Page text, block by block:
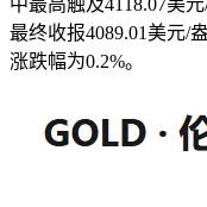
最终收报4089.01美元/
涨跌幅为0.2%。